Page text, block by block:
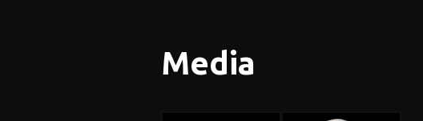
Media